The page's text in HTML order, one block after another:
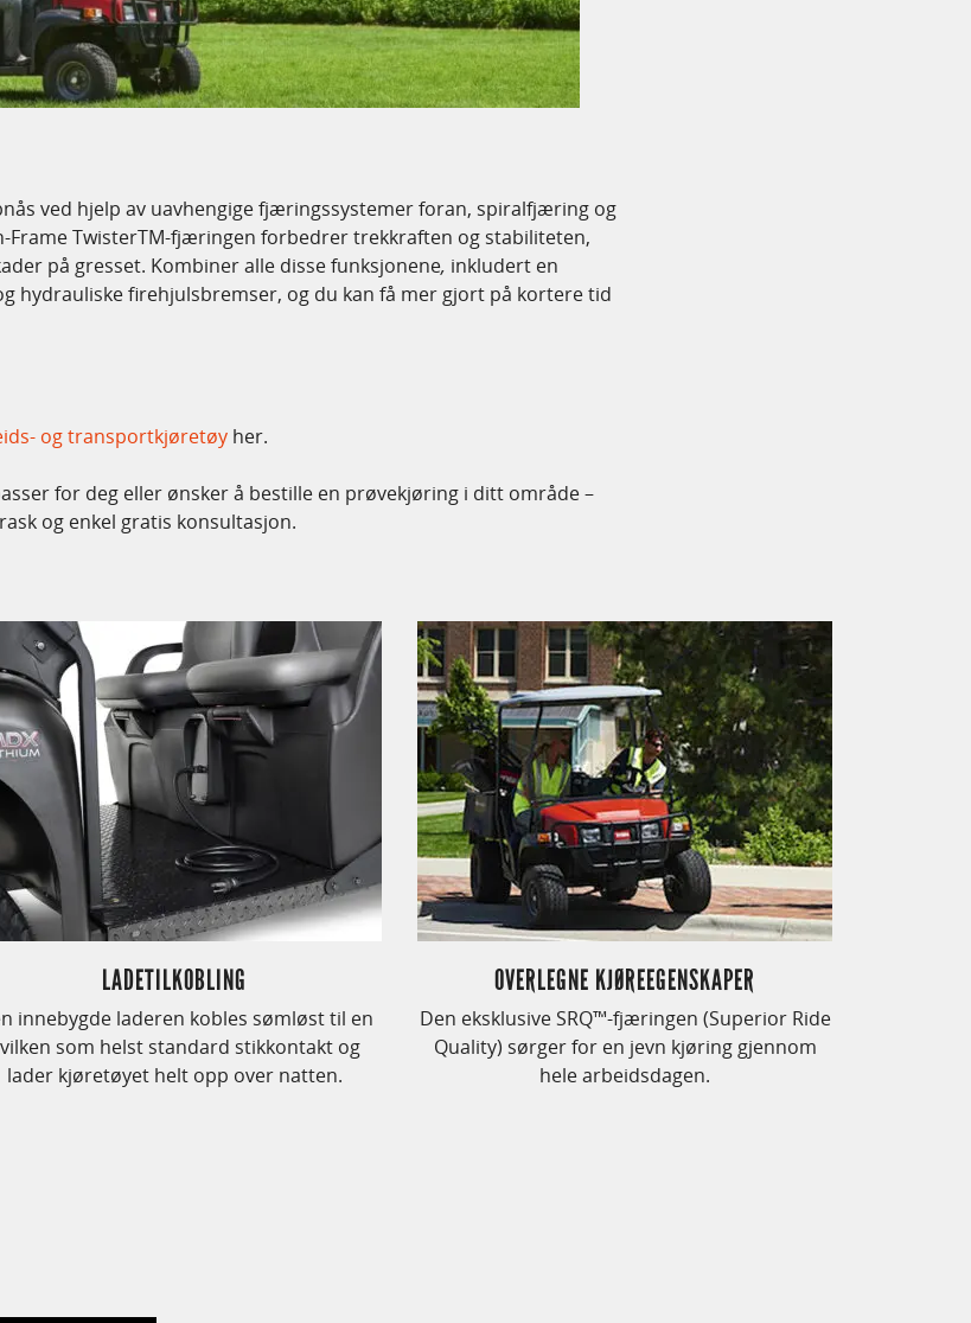
ved hjelp av uavhengige fjæringssystemer foran, spiralfjæring og
Frame TwisterTM-fjæringen forbedrer trekkraften og stabiliteten,
på gresset. Kombiner alle disse funksjonene, inkludert en
hydrauliske firehjulsbremser, og du kan få mer gjort på kortere tid
og transportkjøretøy her.
for deg eller ønsker å bestille en prøvekjøring i ditt område –
og enkel gratis konsultasjon.
LADETILKOBLING
innebygde laderen kobles sømløst til en
som helst standard stikkontakt og
lader kjøretøyet helt opp over natten.
OVERLEGNE KJØREEGENSKAPER
Den eksklusive SRQ™-fjæringen (Superior Ride
Quality) sørger for en jevn kjøring gjennom
hele arbeidsdagen.